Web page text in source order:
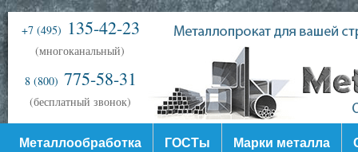
+7 (495) 135-42-23
(многоканальный)
8 (800) 775-58-31
(бесплатный звонок)
Металлообработка ГОСТы Марки металла